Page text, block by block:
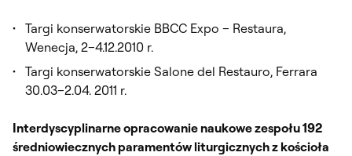
Targi konserwatorskie BBCC Expo – Restaura,
Wenecja, 2–4.12.2010 r.
Targi konserwatorskie Salone del Restauro, Ferrara
30.03–2.04. 2011 r.
Interdyscyplinarne opracowanie naukowe zespołu 192
średniowiecznych paramentów liturgicznych z kościoła